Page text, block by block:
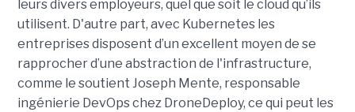
leurs divers employeurs, quel que soit le cloud qu’ils
utilisent. D'autre part, avec Kubernetes les
entreprises disposent d’un excellent moyen de se
rapprocher d’une abstraction de l'infrastructure,
comme le soutient Joseph Mente, responsable
ingénierie DevOps chez DroneDeploy, ce qui peut les